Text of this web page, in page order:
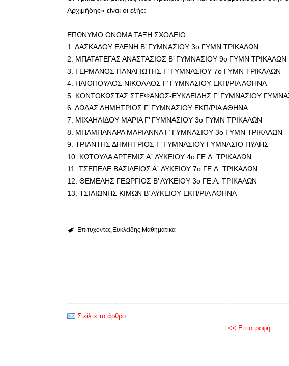
Αρχιμήδης» είναι οι εξής:
ΕΠΩΝΥΜΟ ΟΝΟΜΑ ΤΑΞΗ ΣΧΟΛΕΙΟ
1. ΔΑΣΚΑΛΟΥ ΕΛΕΝΗ Β’ ΓΥΜΝΑΣΙΟΥ 3ο ΓΥΜΝ ΤΡΙΚΑΛΩΝ
2. ΜΠΑΤΑΤΕΓΑΣ ΑΝΑΣΤΑΣΙΟΣ Β’ ΓΥΜΝΑΣΙΟΥ 9ο ΓΥΜΝ ΤΡΙΚΑΛΩΝ
3. ΓΕΡΜΑΝΟΣ ΠΑΝΑΓΙΩΤΗΣ Γ’ ΓΥΜΝΑΣΙΟΥ 7ο ΓΥΜΝ ΤΡΙΚΑΛΩΝ
4. ΗΛΙΟΠΟΥΛΟΣ ΝΙΚΟΛΑΟΣ Γ’ ΓΥΜΝΑΣΙΟΥ ΕΚΠ/ΡΙΑ ΑΘΗΝΑ
5. ΚΟΝΤΟΚΩΣΤΑΣ ΣΤΕΦΑΝΟΣ-ΕΥΚΛΕΙΔΗΣ Γ’ ΓΥΜΝΑΣΙΟΥ
6. ΛΩΛΑΣ ΔΗΜΗΤΡΙΟΣ Γ’ ΓΥΜΝΑΣΙΟΥ ΕΚΠ/ΡΙΑ ΑΘΗΝΑ
7. ΜΙΧΑΗΛΙΔΟΥ ΜΑΡΙΑ Γ’ ΓΥΜΝΑΣΙΟΥ 3ο ΓΥΜΝ ΤΡΙΚΑΛΩΝ
8. ΜΠΑΜΠΑΝΑΡΑ ΜΑΡΙΑΝΝΑ Γ’ ΓΥΜΝΑΣΙΟΥ 3ο ΓΥΜΝ ΤΡΙΚΑΛΩΝ
9. ΤΡΙΑΝΤΗΣ ΔΗΜΗΤΡΙΟΣ Γ’ ΓΥΜΝΑΣΙΟΥ ΓΥΜΝΑΣΙΟ ΠΥΛΗΣ
10. ΚΩΤΟΥΛΑ ΑΡΤΕΜΙΣ Α΄ ΛΥΚΕΙΟΥ 4ο ΓΕ.Λ. ΤΡΙΚΑΛΩΝ
11. ΤΣΕΠΕΛΕ ΒΑΣΙΛΕΙΟΣ Α΄ ΛΥΚΕΙΟΥ 7ο ΓΕ.Λ. ΤΡΙΚΑΛΩΝ
12. ΘΕΜΕΛΗΣ ΓΕΩΡΓΙΟΣ Β’ ΛΥΚΕΙΟΥ 3ο ΓΕ.Λ. ΤΡΙΚΑΛΩΝ
13. ΤΣΙΛΙΩΝΗΣ ΚΙΜΩΝ Β’ ΛΥΚΕΙΟΥ ΕΚΠ/ΡΙΑ ΑΘΗΝΑ
Επιτυχόντες Ευκλείδης Μαθηματικά
Στείλτε το άρθρο
<< Επιστροφή